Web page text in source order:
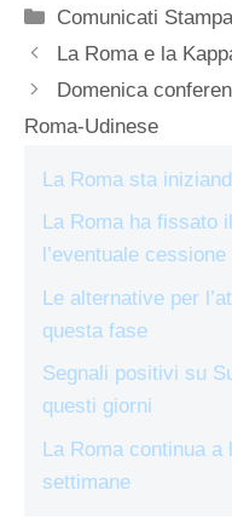
Categorie
Comunicati
La Roma e la
Domenica
Roma-Udinese
La Roma sta
La Roma ha fissato
l’eventuale cessione
Le alternative per
questa fase
Segnali positivi su
questi giorni
La Roma continua
settimane